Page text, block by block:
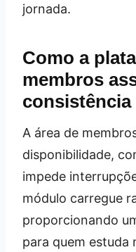
jornada.
Como a
membros
A área de
disponibilidade,
impede
módulo carregue
proporcionando
para quem estuda